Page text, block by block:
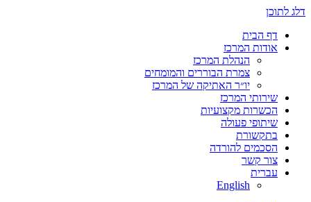
דלג לתוכן
דף הבית
אודות המרכז
הנהלת המרכז
צמרת הבוררים והמומחים
יו״ר האתיקה של המרכז
שירותי המרכז
הכשרות מקצועיות
שיתופי פעולה
בתקשורת
הסכמים להורדה
צור קשר
עברית
English